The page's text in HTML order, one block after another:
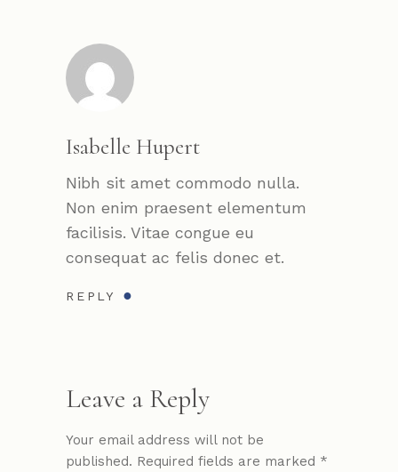
Isabelle Hupert
Nibh sit amet commodo nulla.
Non enim praesent elementum
facilisis. Vitae congue eu
consequat ac felis donec et.
REPLY
Leave a Reply
Your email address will not be
published. Required fields are marked *